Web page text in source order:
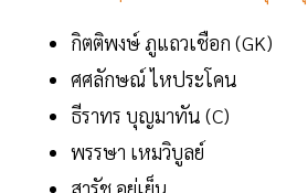
กิตติพงษ์ ภูแถวเชือก (GK)
ศศลักษณ์ ไหประโคน
ธีราทร บุญมาทัน (C)
พรรษา เหมวิบูลย์